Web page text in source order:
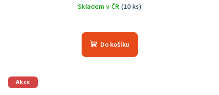
Skladem v ČR(10 ks)
Do košíku
Akce